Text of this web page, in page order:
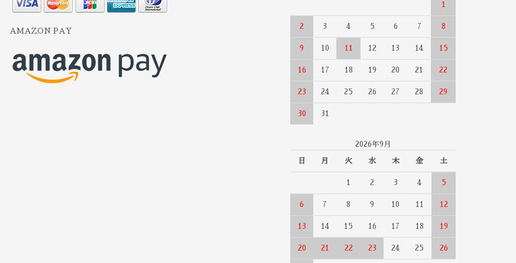
AMAZON PAY
1
2 3 4 5 6 7 8
9 10 11 12 13 14 15
16 17 18 19 20 21 22
23 24 25 26 27 28 29
30 31
2026年9月
日 月 火 水 木 金 土
1 2 3 4 5
6 7 8 9 10 11 12
13 14 15 16 17 18 19
20 21 22 23 24 25 26